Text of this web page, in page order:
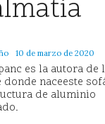
10 de marzo de 2020
es la autora de
naceeste
de aluminio